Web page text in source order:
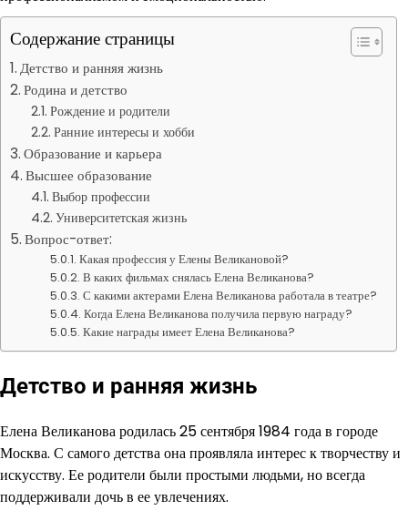
Содержание страницы
Детство и ранняя жизнь
Родина и детство
Рождение и родители
Ранние интересы и хобби
Образование и карьера
Высшее образование
Выбор профессии
Университетская жизнь
Вопрос-ответ:
Какая профессия у Елены Великановой?
В каких фильмах снялась Елена Великанова?
С какими актерами Елена Великанова работала в театре?
Когда Елена Великанова получила первую награду?
Какие награды имеет Елена Великанова?
Детство и ранняя жизнь
Елена Великанова родилась 25 сентября 1984 года в городе
Москва. С самого детства она проявляла интерес к творчеству и
искусству. Ее родители были простыми людьми, но всегда
поддерживали дочь в ее увлечениях.